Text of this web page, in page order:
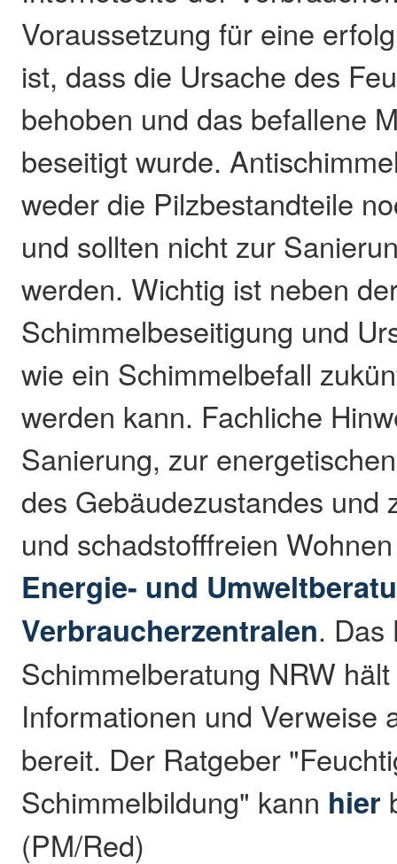
Voraussetzung für eine
ist, dass die Ursache des
behoben und das befallene
beseitigt wurde.
weder die Pilzbestandteile
und sollten nicht zur
werden. Wichtig ist neben
Schimmelbeseitigung und
wie ein Schimmelbefall
werden kann. Fachliche
Sanierung, zur
des Gebäudezustandes und
und schadstofffreien
Energie- und
Verbraucherzentralen. Das
Schimmelberatung NRW
Informationen und Verweise
bereit. Der Ratgeber
Schimmelbildung" kann hier
(PM/Red)